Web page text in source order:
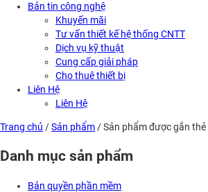
Bản tin công nghệ
Khuyến mãi
Tư vấn thiết kế hệ thống CNTT
Dịch vụ kỹ thuật
Cung cấp giải pháp
Cho thuê thiết bị
Liên Hệ
Liên Hệ
Trang chủ /Sản phẩm / Sản phẩm được gắn thẻ
Danh mục sản phẩm
Bản quyền phần mềm